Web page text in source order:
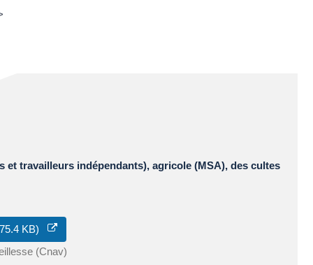
et travailleurs indépendants), agricole (MSA), des cultes
KB)
(Cnav)